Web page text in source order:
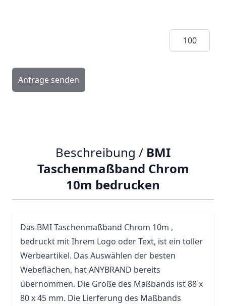
Menge
Anfrage senden
Beschreibung / BMI
Taschenmaßband Chrom
10m bedrucken
Das BMITaschenmaßband Chrom 10m ,
bedruckt mit Ihrem Logo oder Text, ist ein toller
Werbeartikel. Das Auswählen der besten
Webeflächen, hat ANYBRAND bereits
übernommen. Die Größe des Maßbands ist 88 x
80 x 45 mm. Die Lierferung des Maßbands